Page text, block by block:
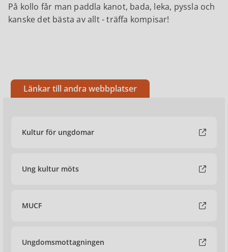
På kollo får man paddla kanot, bada, leka, pyssla och
kanske det bästa av allt - träffa kompisar!
Länkar till andra webbplatser
Kultur för ungdomar
Ung kultur möts
MUCF
Ungdomsmottagningen